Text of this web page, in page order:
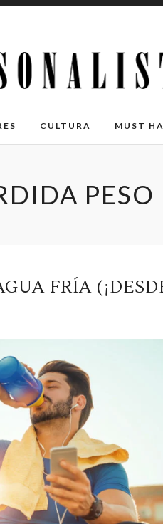
CULTURA MUST
PESO
FRÍA